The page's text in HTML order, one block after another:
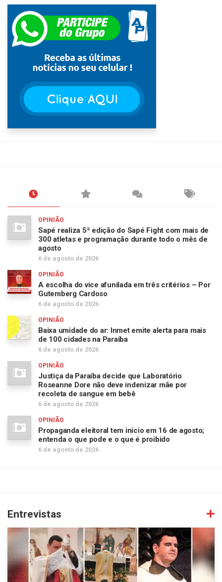
OPINIÃO
Sapé realiza 5ª edição do Sapé Fight com mais de
300 atletas e programação durante todo o mês de
agosto
6 de agosto de 2026
OPINIÃO
A escolha do vice afunilada em três critérios – Por
Gutemberg Cardoso
6 de agosto de 2026
OPINIÃO
Baixa umidade do ar: Inmet emite alerta para mais
de 100 cidades na Paraíba
6 de agosto de 2026
OPINIÃO
Justiça da Paraíba decide que Laboratório
Roseanne Dore não deve indenizar mãe por
recoleta de sangue em bebê
6 de agosto de 2026
OPINIÃO
Propaganda eleitoral tem início em 16 de agosto;
entenda o que pode e o que é proibido
6 de agosto de 2026
Entrevistas